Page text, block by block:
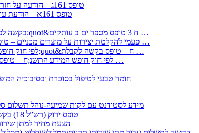
טופס 161ג – הודעה על חזרה מרצף פיצויים / קיצבה
טופס 161א – הודעת עובד עקב פרישה מעבודה
: בקשה לפטור מחובת התקנת מז;quot&ח 3 טופס מספר ים ב עותקים …
) ( פעמי להקלטת יצירות על מוצרים מכניים – טופס בקשה לאישור חד …
) 1998 ( לפי חוק חופש המידע התשנ;quot&ח – טופס בקשה לקבלת …
) 1998 ( לפי חוק חופש המידע התשנ;ח – טופס בקשה לקבלת …
חומר טבעי לטיפול בסוכרת ובסיבוכיה
2350 – מידע לסטודנט עם לקות שמיעה-נוהל תשלום
טופס ירוק (רש”ל 18) בקשה להוצאת רישיון נהיגה
2352 – הצעת מחיר למתן